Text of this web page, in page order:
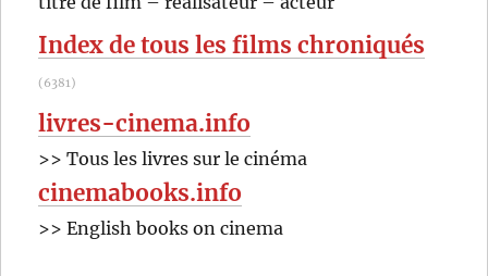
Index de tous les films chroniqués
(6381)
livres-cinema.info
>> Tous les livres sur le cinéma
cinemabooks.info
>> English books on cinema